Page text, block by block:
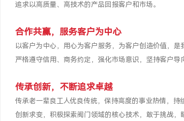
追求以高质量、高技术的产品回报客户和市场。
合作共赢，服务客户为中心
以客户为中心，用心为客户服务，为客户创造价值，是
严格遵守信用、商务约定，强化市场意识，坚持客户
传承创新，不断追求卓越
传承老一辈良工人优良传统，保持高度的事业热情，持
创新求变，积极探索阀门领域的核心技术，敢于挑战